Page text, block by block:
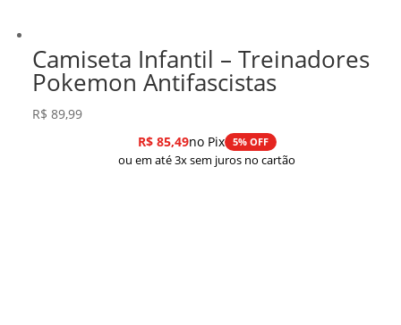
Camiseta Infantil – Treinadores
Pokemon Antifascistas
R$ 89,99
R$85,49no Pix 5% OFF
ou em até 3x sem juros no cartão